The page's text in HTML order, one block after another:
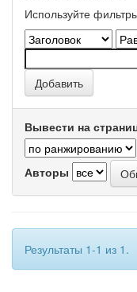
Используйте
Вывести на
Авторы
Результаты 1-1 из 1.